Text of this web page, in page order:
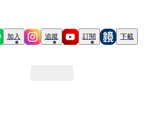
加入 追蹤 訂閱 下載